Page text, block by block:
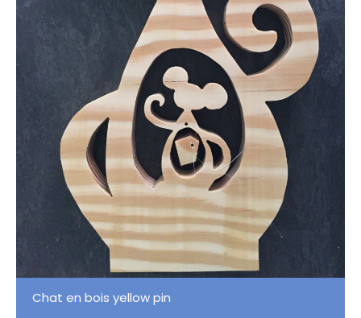
Chat en bois yellow pin